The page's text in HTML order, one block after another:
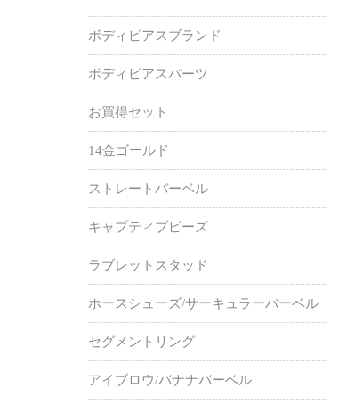
ボディピアスブランド
ボディピアスパーツ
お買得セット
14金ゴールド
ストレートバーベル
キャプティブビーズ
ラブレットスタッド
ホースシューズ/サーキュラーバーベル
セグメントリング
アイブロウ/バナナバーベル